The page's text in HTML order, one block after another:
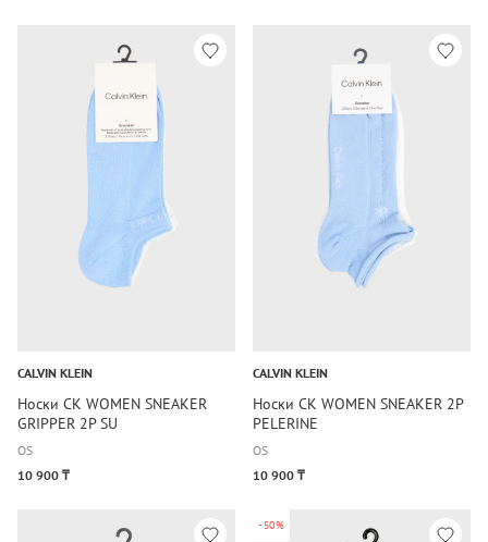
CALVIN KLEIN
Носки CK WOMEN SNEAKER
GRIPPER 2P SU
OS
10 900 ₸
CALVIN KLEIN
Носки CK WOMEN SNEAKER 2P
PELERINE
OS
10 900 ₸
-50%